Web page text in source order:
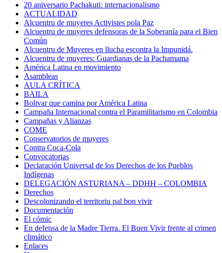
20 aniversario Pachakuti: internacionalismo
ACTUALIDAD
Alcuentru de muyeres Activistes pola Paz
Alcuentru de muyeres defensoras de la Soberanía para el Bien
Común
Alcuentru de Muyeres en llucha escontra la Impunidá.
Alcuentru de muyeres: Guardianas de la Pachamama
América Latina en movimiento
Asambleas
AULA CRÍTICA
BAILA
Bolivar que camina por América Latina
Campaña Internacional contra el Paramilitarismo en Colombia
Campañas y Alianzas
COME
Conservatorios de muyeres
Contra Coca-Cola
Convocatorias
Declaración Universal de los Derechos de los Pueblos
Indígenas
DELEGACIÓN ASTURIANA – DDHH – COLOMBIA
Derechos
Descolonizando el territoriu pal bon vivir
Documentación
El cómic
En defensa de la Madre Tierra. El Buen Vivir frente al crimen
climático
Enlaces